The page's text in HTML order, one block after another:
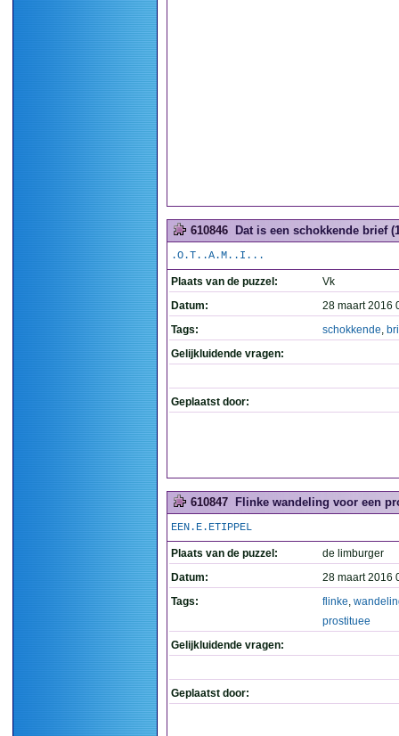
610846 Dat is een schokkende brief
.O.T..A.M..I...
Plaats van de puzzel:
Vk
Datum:
28 maart 2016
Tags:
schokkende,
Gelijkluidende vragen:
Geplaatst door:
610847 Flinke wandeling voor een
EEN.E.ETIPPEL
Plaats van de puzzel:
de limburger
Datum:
28 maart 2016
Tags:
flinke,
prostituee
Gelijkluidende vragen:
Geplaatst door: